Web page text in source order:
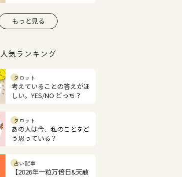
もっと見る
人気ランキング
タロット
考えていることの答えがほ
しい。YES/NO どっち？
タロット
あの人は今、私のことをど
う思っている？
占い記事
【2026年一粒万倍日&天赦